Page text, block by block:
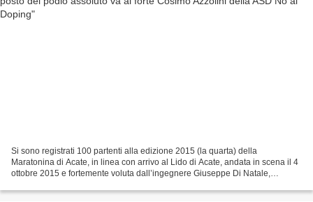
Si sono registrati 100 partenti alla edizione 2015 (la quarta) della
Maratonina di Acate, in linea con arrivo al Lido di Acate, andata in scena il 4
ottobre 2015 e fortemente voluta dall’ingegnere Giuseppe Di Natale,